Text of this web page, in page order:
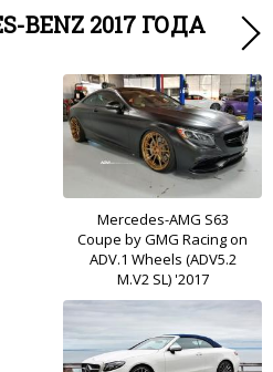
BENZ 2017 ГОДА
Mercedes-AMG S63
Coupe by GMG Racing on
ADV.1 Wheels (ADV5.2
M.V2 SL) '2017